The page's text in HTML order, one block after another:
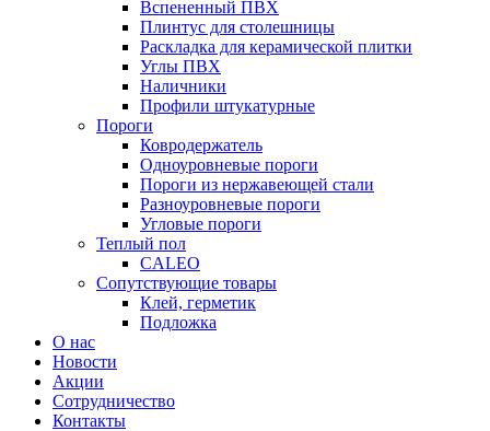
Вспененный ПВХ
Плинтус для столешницы
Раскладка для керамической плитки
Углы ПВХ
Наличники
Профили штукатурные
Пороги
Ковродержатель
Одноуровневые пороги
Пороги из нержавеющей стали
Разноуровневые пороги
Угловые пороги
Теплый пол
CALEO
Сопутствующие товары
Клей, герметик
Подложка
О нас
Новости
Акции
Сотрудничество
Контакты